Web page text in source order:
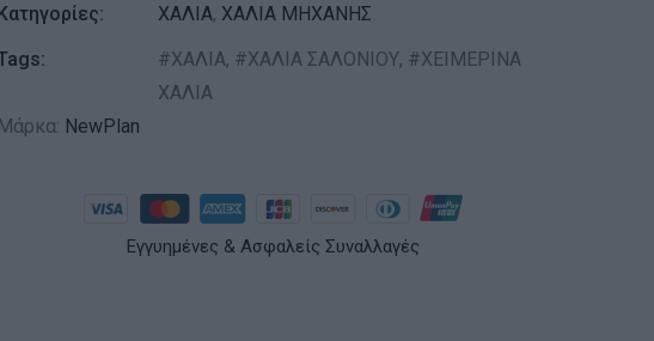
ΧΑΛΙΑ, ΧΑΛΙΑ ΜΗΧΑΝΗΣ
ΧΑΛΙΑ, ΧΑΛΙΑ ΣΑΛΟΝΙΟΥ,
ΧΕΙΜΕΡΙΝΑ
ΧΑΛΙΑ
Μάρκα: NewPlan
Εγγυημένες & Ασφαλείς Συναλλαγές